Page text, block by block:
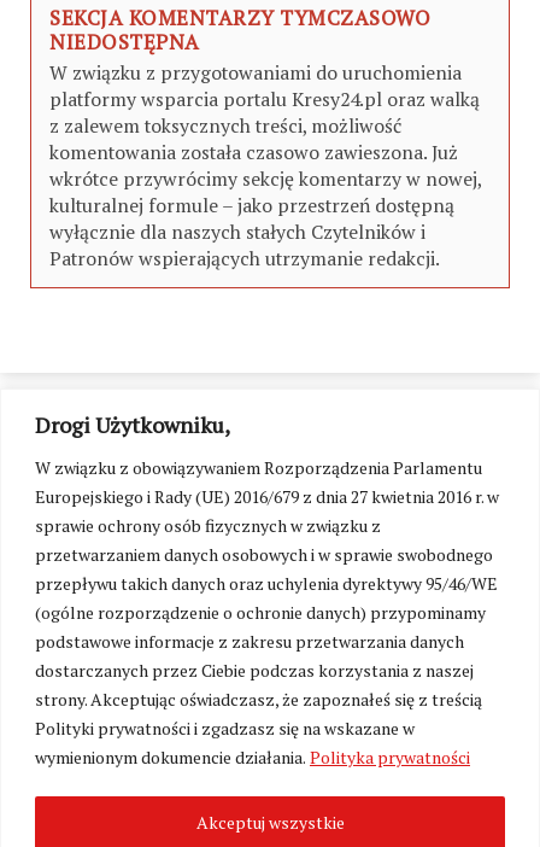
Drogi Użytkowniku,
W związku z obowiązywaniem Rozporządzenia Parlamentu
Europejskiego i Rady (UE) 2016/679 z dnia 27 kwietnia 2016 r. w
sprawie ochrony osób fizycznych w związku z
przetwarzaniem danych osobowych i w sprawie swobodnego
przepływu takich danych oraz uchylenia dyrektywy 95/46/WE
(ogólne rozporządzenie o ochronie danych) przypominamy
podstawowe informacje z zakresu przetwarzania danych
dostarczanych przez Ciebie podczas korzystania z naszej
strony. Akceptując oświadczasz, że zapoznałeś się z treścią
Polityki prywatności i zgadzasz się na wskazane w
wymienionym dokumencie działania. Polityka prywatności
Akceptuj wszystkie
SEKCJA KOMENTARZY TYMCZASOWO
NIEDOSTĘPNA
W związku z przygotowaniami do uruchomienia
platformy wsparcia portalu Kresy24.pl oraz walką
z zalewem toksycznych treści, możliwość
komentowania została czasowo zawieszona. Już
wkrótce przywrócimy sekcję komentarzy w nowej,
kulturalnej formule – jako przestrzeń dostępną
wyłącznie dla naszych stałych Czytelników i
Patronów wspierających utrzymanie redakcji.
Zmień ustawienia cookies
2026. Wszelkie Prawa Zastrzeżone.